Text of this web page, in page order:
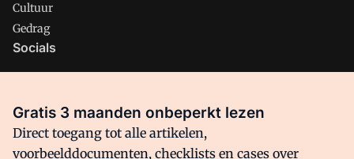
Cultuur
Gedrag
Socials
Facebook
Gratis 3 maanden onbeperkt lezen
Direct toegang tot alle artikelen,
voorbeelddocumenten, checklists en cases over